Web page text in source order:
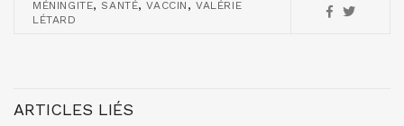
MÉNINGITE, SANTÉ,VACCIN ,VALÉRIE
LÉTARD
ARTICLES LIÉS